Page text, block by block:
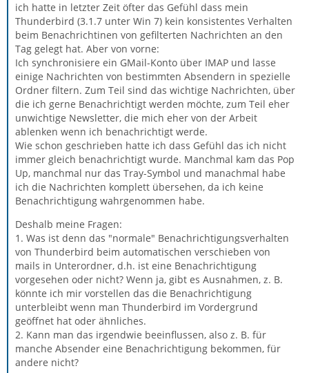
ich hatte in letzter Zeit öfter das Gefühl dass mein
Thunderbird (3.1.7 unter Win 7) kein konsistentes Verhalten
beim Benachrichtinen von gefilterten Nachrichten an den
Tag gelegt hat. Aber von vorne:
Ich synchronisiere ein GMail-Konto über IMAP und lasse
einige Nachrichten von bestimmten Absendern in spezielle
Ordner filtern. Zum Teil sind das wichtige Nachrichten, über
die ich gerne Benachrichtigt werden möchte, zum Teil eher
unwichtige Newsletter, die mich eher von der Arbeit
ablenken wenn ich benachrichtigt werde.
Wie schon geschrieben hatte ich dass Gefühl das ich nicht
immer gleich benachrichtigt wurde. Manchmal kam das Pop
Up, manchmal nur das Tray-Symbol und manachmal habe
ich die Nachrichten komplett übersehen, da ich keine
Benachrichtigung wahrgenommen habe.
Deshalb meine Fragen:
1. Was ist denn das "normale" Benachrichtigungsverhalten
von Thunderbird beim automatischen verschieben von
mails in Unterordner, d.h. ist eine Benachrichtigung
vorgesehen oder nicht? Wenn ja, gibt es Ausnahmen, z. B.
könnte ich mir vorstellen das die Benachrichtigung
unterbleibt wenn man Thunderbird im Vordergrund
geöffnet hat oder ähnliches.
2. Kann man das irgendwie beeinflussen, also z. B. für
manche Absender eine Benachrichtigung bekommen, für
andere nicht?